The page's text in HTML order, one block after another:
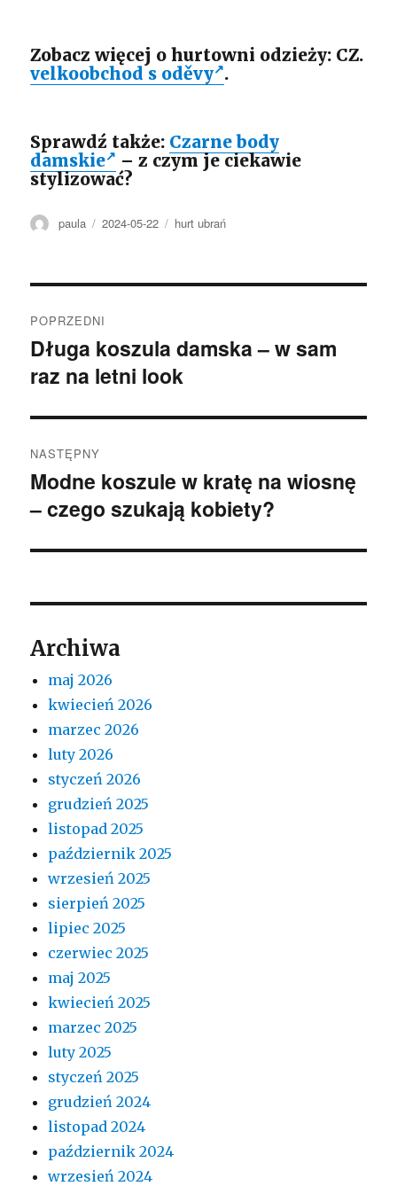
Zobacz więcej o hurtowni odzieży: CZ.
velkoobchod s oděvy .
Sprawdź także: Czarne body
damskie
– z czym je ciekawie
stylizować?
Autor
paula Opublikowano
2024-05-22 Kategorie
hurt ubrań
wpisu
POPRZEDNI
Poprzedni
wpis:
Długa koszula damska – w sam
raz na letni look
NASTĘPNY
Następny
wpis:
Modne koszule w kratę na wiosnę
– czego szukają kobiety?
Archiwa
maj 2026
kwiecień 2026
marzec 2026
luty 2026
styczeń 2026
grudzień 2025
listopad 2025
październik 2025
wrzesień 2025
sierpień 2025
lipiec 2025
czerwiec 2025
maj 2025
kwiecień 2025
marzec 2025
luty 2025
styczeń 2025
grudzień 2024
listopad 2024
październik 2024
wrzesień 2024